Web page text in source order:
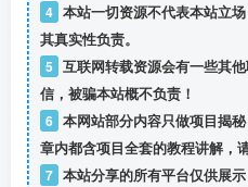
4 本站一切资源不代表本站立
其真实性负责。
5 互联网转载资源会有一些其
信，被骗本站概不负责！
6 本网站部分内容只做项目揭
章内都含项目全套的教程讲解，
7 本站分享的所有平台仅供展